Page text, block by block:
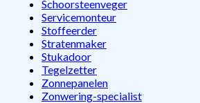
Schoorsteenveger
Servicemonteur
Stoffeerder
Stratenmaker
Stukadoor
Tegelzetter
Zonnepanelen
Zonwering-specialist